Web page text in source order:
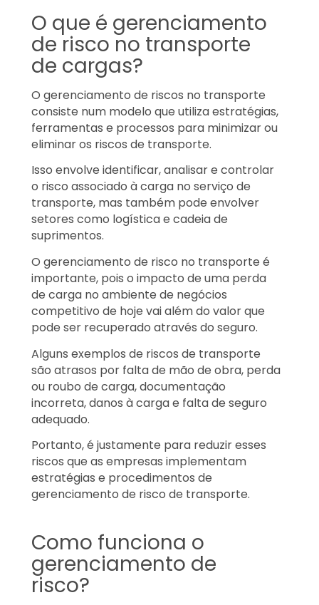
O que é gerenciamento
de risco no transporte
de cargas?
O gerenciamento de riscos no transporte
consiste num modelo que utiliza estratégias,
ferramentas e processos para minimizar ou
eliminar os riscos de transporte.
Isso envolve identificar, analisar e controlar
o risco associado à carga no serviço de
transporte, mas também pode envolver
setores como logística e cadeia de
suprimentos.
O gerenciamento de risco no transporte é
importante, pois o impacto de uma perda
de carga no ambiente de negócios
competitivo de hoje vai além do valor que
pode ser recuperado através do seguro.
Alguns exemplos de riscos de transporte
são atrasos por falta de mão de obra, perda
ou roubo de carga, documentação
incorreta, danos à carga e falta de seguro
adequado.
Portanto, é justamente para reduzir esses
riscos que as empresas implementam
estratégias e procedimentos de
gerenciamento de risco de transporte.
Como funciona o
gerenciamento de
risco?